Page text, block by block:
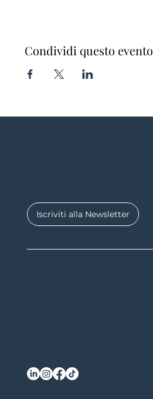
Condividi questo evento
Iscriviti alla Newsletter